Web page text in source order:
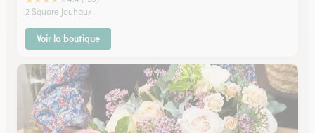
2 Square Jouhaux
Voir la boutique